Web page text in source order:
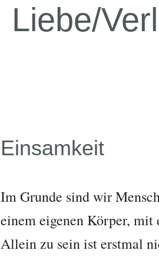
Liebe/
Einsamkeit
Im Grunde sind wir
einem eigenen Körper, mit
Allein zu sein ist erstmal